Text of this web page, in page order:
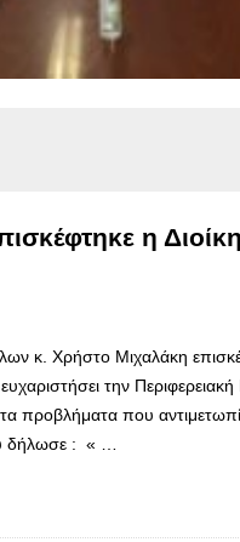
η
κ. Χρήστο Μιχαλάκη
την Περιφερειακή
προβλήματα που
δήλωσε : « …